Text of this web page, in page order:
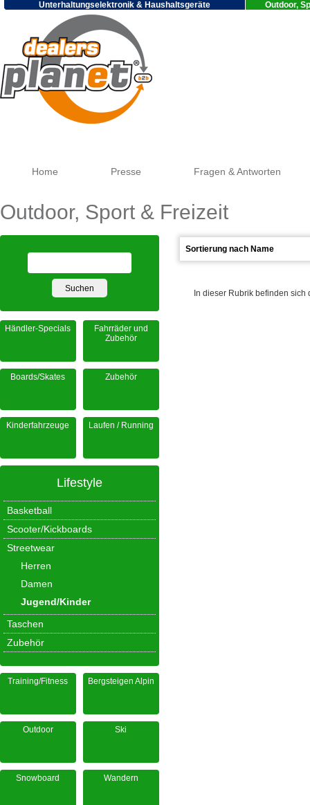
Unterhaltungselektronik & Haushaltsgeräte Outdoor,
Home Presse Fragen & Antworten
Outdoor, Sport & Freizeit
In dieser Rubrik befinden
Händler-Specials
Fahrräder und
Zubehör
Boards/Skates Zubehör
Kinderfahrzeuge Laufen / Running
Lifestyle
Basketball
Scooter/Kickboards
Streetwear
Herren
Damen
Jugend/Kinder
Taschen
Zubehör
Training/Fitness Bergsteigen Alpin
Outdoor Ski
Snowboard Wandern